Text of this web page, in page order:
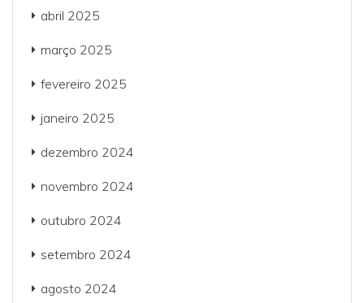
abril 2025
março 2025
fevereiro 2025
janeiro 2025
dezembro 2024
novembro 2024
outubro 2024
setembro 2024
agosto 2024